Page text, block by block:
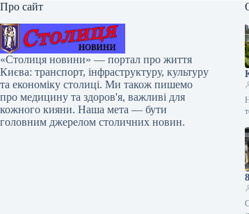
Про сайт
«Столиця новини» — портал про життя
Києва: транспорт, інфраструктуру, культуру
та економіку столиці. Ми також пишемо
про медицину та здоров'я, важливі для
кожного кияни. Наша мета — бути
головним джерелом столичних новин.